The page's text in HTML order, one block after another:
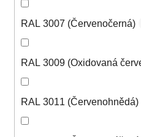
RAL 3007 (Červenočerná)
RAL 3009 (Oxidovaná
RAL 3011 (Červenohnědá)